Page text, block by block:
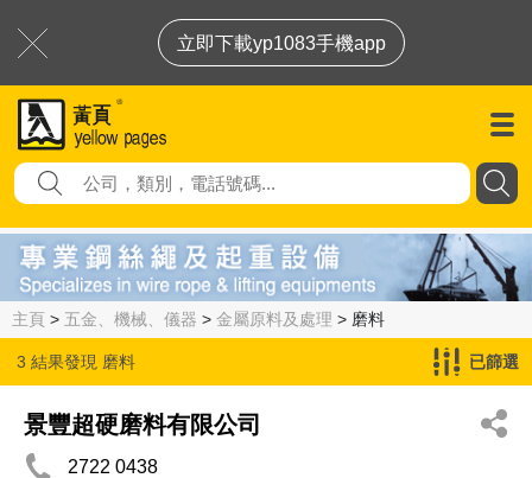
立即下載yp1083手機app
主頁 > 五金、機械、儀器 > 金屬原料及處理 > 磨料
3 結果發現 磨料 已篩選
景豐超硬磨料有限公司
2722 0438